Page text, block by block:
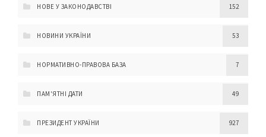
НОВЕ У ЗАКОНОДАВСТВІ 152
НОВИНИ УКРАЇНИ 53
НОРМАТИВНО-ПРАВОВА БАЗА 7
ПАМ'ЯТНІ ДАТИ 49
ПРЕЗИДЕНТ УКРАЇНИ 927